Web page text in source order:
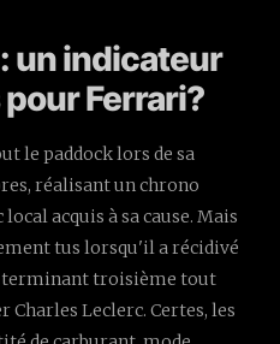
un indicateur
Ferrari?
le paddock lors de sa
réalisant un chrono
acquis à sa cause. Mais
tus lorsqu'il a récidivé
terminant troisième tout
Leclerc. Certes, les